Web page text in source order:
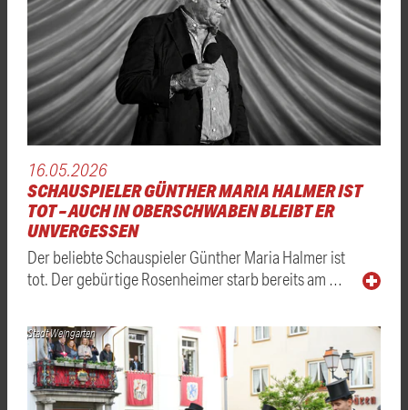
16.05.2026
SCHAUSPIELER GÜNTHER MARIA HALMER IST
TOT – AUCH IN OBERSCHWABEN BLEIBT ER
UNVERGESSEN
Der beliebte Schauspieler Günther Maria Halmer ist
tot. Der gebürtige Rosenheimer starb bereits am …
Stadt Weingarten